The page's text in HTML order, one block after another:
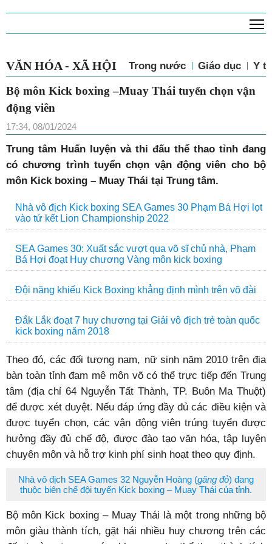
VĂN HÓA - XÃ HỘI Trong nước Giáo dục Y tế
Bộ môn Kick boxing –Muay Thái tuyển chọn vận
động viên
17:34, 08/01/2024
Trung tâm Huấn luyện và thi đấu thể thao tỉnh đang
có chương trình tuyển chọn vận động viên cho bộ
môn Kick boxing – Muay Thái tại Trung tâm.
Nhà vô địch Kick boxing SEA Games 30 Phạm Bá Hợi lọt
vào tứ kết Lion Championship 2022
SEA Games 30: Xuất sắc vượt qua võ sĩ chủ nhà, Phạm
Bá Hợi đoạt Huy chương Vàng môn kick boxing
Đội năng khiếu Kick Boxing khẳng định mình trên võ đài
Đắk Lắk đoạt 7 huy chương tại Giải vô địch trẻ toàn quốc
kick boxing năm 2018
Theo đó, các đối tượng nam, nữ sinh năm 2010 trên địa
bàn toàn tỉnh đam mê môn võ có thể trực tiếp đến Trung
tâm (địa chỉ 64 Nguyễn Tất Thành, TP. Buôn Ma Thuột)
để được xét duyệt. Nếu đáp ứng đầy đủ các điều kiện và
được tuyển chọn, các vận động viên trúng tuyển được
hưởng đầy đủ chế độ, được đào tạo văn hóa, tập luyện
chuyên môn và hỗ trợ kinh phí sinh hoạt theo quy định.
Nhà vô địch SEA Games 32 Nguyễn Hoàng (găng đỏ) đang
thuộc biên chế đội tuyển Kick boxing – Muay Thái của tỉnh.
Bộ môn Kick boxing – Muay Thái là một trong những bộ
môn giàu thành tích, gặt hái nhiều huy chương trên các